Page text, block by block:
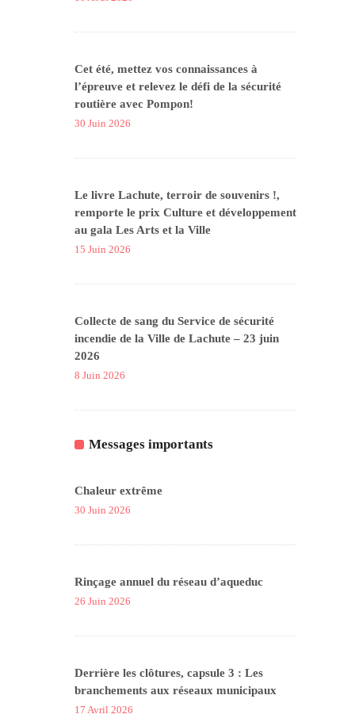
Cet été, mettez vos connaissances à
l’épreuve et relevez le défi de la sécurité
routière avec Pompon!
30 Juin 2026
Le livre Lachute, terroir de souvenirs !,
remporte le prix Culture et développement
au gala Les Arts et la Ville
15 Juin 2026
Collecte de sang du Service de sécurité
incendie de la Ville de Lachute – 23 juin
2026
8 Juin 2026
Messages importants
Chaleur extrême
30 Juin 2026
Rinçage annuel du réseau d’aqueduc
26 Juin 2026
Derrière les clôtures, capsule 3 : Les
branchements aux réseaux municipaux
17 Avril 2026